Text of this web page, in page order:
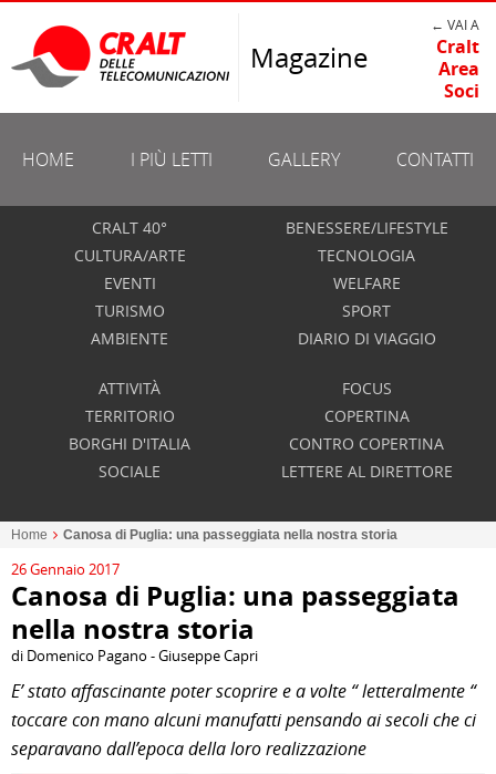
Magazine
← VAI A
Cralt
Area
Soci
HOME I PIÙ LETTI GALLERY CONTATTI
CRALT 40°
CULTURA/ARTE
EVENTI
TURISMO
AMBIENTE
BENESSERE/LIFESTYLE
TECNOLOGIA
WELFARE
SPORT
DIARIO DI VIAGGIO
ATTIVITÀ
TERRITORIO
BORGHI D'ITALIA
SOCIALE
FOCUS
COPERTINA
CONTRO COPERTINA
LETTERE AL DIRETTORE
Home Canosa di Puglia: una passeggiata nella nostra storia
26 Gennaio 2017
Canosa di Puglia: una passeggiata
nella nostra storia
di Domenico Pagano - Giuseppe Capri
E’ stato affascinante poter scoprire e a volte “ letteralmente “
toccare con mano alcuni manufatti pensando ai secoli che ci
separavano dall’epoca della loro realizzazione